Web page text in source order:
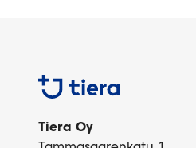
Tiera
Tiera Oy